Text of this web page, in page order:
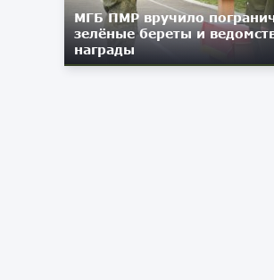
МГБ ПМР вручило
зелёные береты и
награды